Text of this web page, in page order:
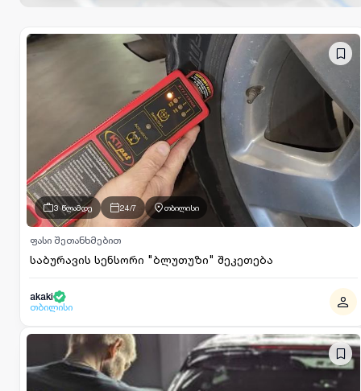
3 წლამდე 24/7 თბილისი
საბურავის სენსორი "ბლუთუზი" შეკეთება
ფასი შეთანხმებით
akaki
თბილისი